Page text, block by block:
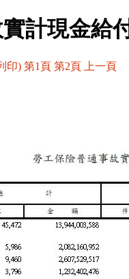
計現金給
印) 第1頁 第2頁 上一頁